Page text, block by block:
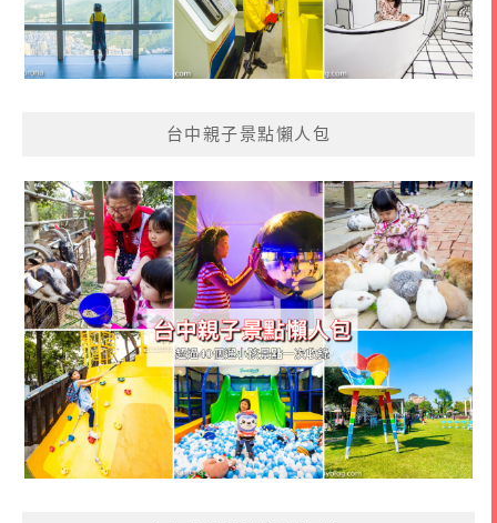
台中親子景點懶人包